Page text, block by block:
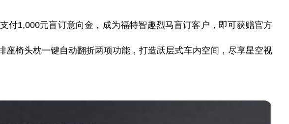
付1,000元盲订意向金，成为福特智趣烈马盲订客户，即可获赠官方
座椅头枕一键自动翻折两项功能，打造跃层式车内空间，尽享星空视